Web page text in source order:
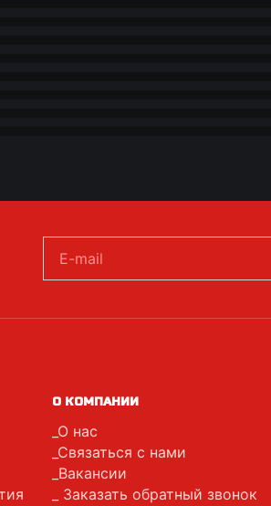
E-mail
О КОМПАНИИ
О нас
Связаться с нами
Вакансии
Заказать обратный звонок